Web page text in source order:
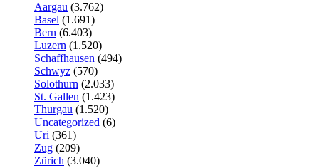
Aargau (3.762)
Basel (1.691)
Bern (6.403)
Luzern (1.520)
Schaffhausen (494)
Schwyz (570)
Solothurn (2.033)
St. Gallen (1.423)
Thurgau (1.520)
Uncategorized (6)
Uri (361)
Zug (209)
Zürich (3.040)